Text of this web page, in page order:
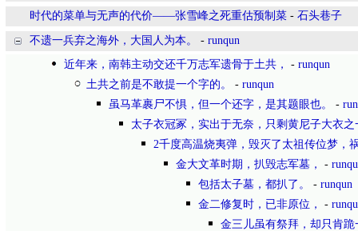
时代的菜单与无声的代价——张雪峰之死重估预制菜 - 石头巷子
不遗一兵弃之海外，大国人为本。 - runqun
近年来，南韩主动交还千万志军遗骨于土共，
- runqun
土共之前是不敢提一个字的。
- runqun
虽马革裹尸不惧，但一个还字，是其题眼也。
-
太子衣冠冢，实出于无奈，只剩黄尼子大衣之
2千度高温烧夷弹，毁灭了太祖传位梦，
金大文革时期，扒毁志军墓，
-
包括太子墓，都扒了。
- runqun
金二修复时，已非原位，
-
金三儿虽有祭拜，却只肯跪